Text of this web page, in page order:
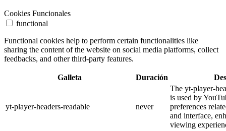
Cookies Funcionales
functional
Functional cookies help to perform certain functionalities like
sharing the content of the website on social media platforms, collect
feedbacks, and other third-party features.
Galleta Duración
yt-player-headers-readable never
The yt-player-
is used by
preferences
and interface,
viewing